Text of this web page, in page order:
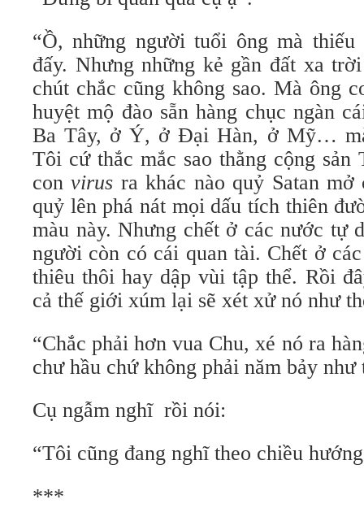
“Ồ, những người tuổi ông mà
đấy. Nhưng những kẻ gần đất xa
chút chắc cũng không sao. Mà ông
huyệt mộ đào sẵn hàng chục ngàn
Ba Tây, ở Ý, ở Đại Hàn, ở Mỹ…
Tôi cứ thắc mắc sao thằng cộng sản
convirus ra khác nào quỷ Satan
quỷ lên phá nát mọi dấu tích thiên
màu này. Nhưng chết ở các nước tự
người còn có cái quan tài. Chết ở
thiêu thôi hay dập vùi tập thể. Rồi
cả thế giới xúm lại sẽ xét xử nó như
“Chắc phải hơn vua Chu, xé nó ra
chư hầu chứ không phải năm bảy
Cụ ngẫm nghĩ rồi nói:
“Tôi cũng đang nghĩ theo chiều
***